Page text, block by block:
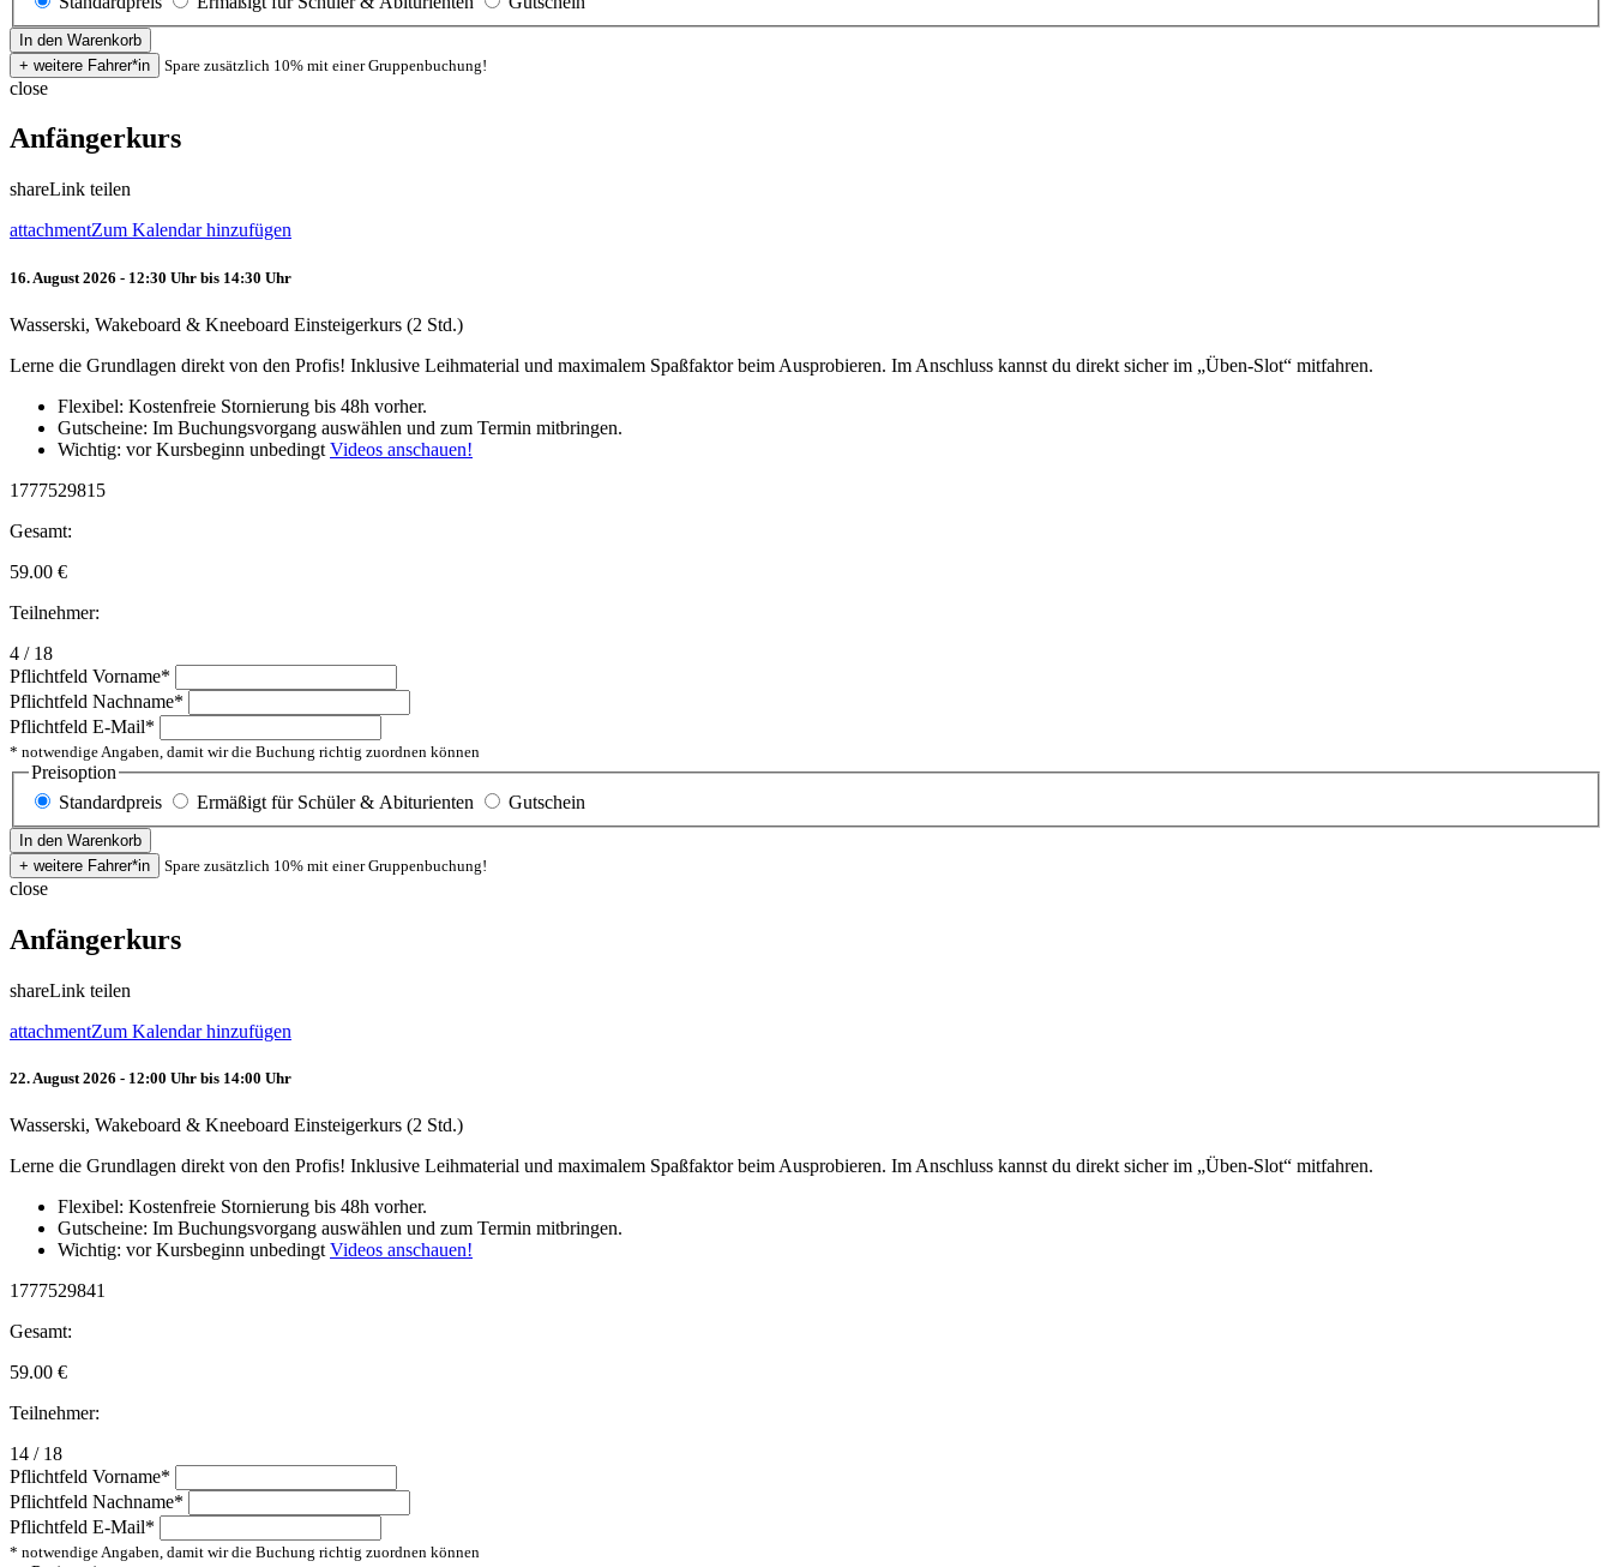
Spare zusätzlich 10% mit einer Gruppenbuchung!
close
Anfängerkurs
shareLink teilen
attachmentZum Kalendar hinzufügen
16. August 2026 - 12:30 Uhr bis 14:30 Uhr
Wasserski, Wakeboard & Kneeboard Einsteigerkurs (2 Std.)
Lerne die Grundlagen direkt von den Profis! Inklusive Leihmaterial und maximalem Spaßfaktor beim Ausprobieren. Im Anschluss kannst du direkt sicher im „Üben-Slot“ mitfahren.
Flexibel: Kostenfreie Stornierung bis 48h vorher.
Gutscheine: Im Buchungsvorgang auswählen und zum Termin mitbringen.
Wichtig: vor Kursbeginn unbedingt Videos anschauen!
1777529815
Gesamt:
59.00 €
Teilnehmer:
4 / 18
Pflichtfeld Vorname*
Pflichtfeld Nachname*
Pflichtfeld E-Mail*
* notwendige Angaben, damit wir die Buchung richtig zuordnen können
Preisoption
Standardpreis
Ermäßigt für Schüler & Abiturienten Gutschein
Spare zusätzlich 10% mit einer Gruppenbuchung!
close
Anfängerkurs
shareLink teilen
attachmentZum Kalendar hinzufügen
22. August 2026 - 12:00 Uhr bis 14:00 Uhr
Wasserski, Wakeboard & Kneeboard Einsteigerkurs (2 Std.)
Lerne die Grundlagen direkt von den Profis! Inklusive Leihmaterial und maximalem Spaßfaktor beim Ausprobieren. Im Anschluss kannst du direkt sicher im „Üben-Slot“ mitfahren.
Flexibel: Kostenfreie Stornierung bis 48h vorher.
Gutscheine: Im Buchungsvorgang auswählen und zum Termin mitbringen.
Wichtig: vor Kursbeginn unbedingtVideos anschauen!
1777529841
Gesamt:
59.00 €
Teilnehmer:
14 / 18
Pflichtfeld Vorname*
Pflichtfeld Nachname*
Pflichtfeld E-Mail*
* notwendige Angaben, damit wir die Buchung richtig zuordnen können